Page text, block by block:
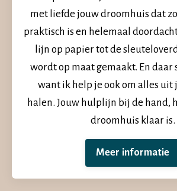
met liefde jouw droomhuis dat
praktisch is en helemaal
lijn op papier tot de
wordt op maat gemaakt. En daar
want ik help je ook om alles uit
halen. Jouw hulplijn bij de hand,
droomhuis klaar is.
Meer informatie